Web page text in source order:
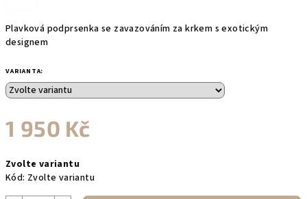
Plavková podprsenka se zavazováním za krkem s exotickým
designem
VARIANTA:
1 950 Kč
cena:
Zvolte variantu
Kód: Zvolte variantu